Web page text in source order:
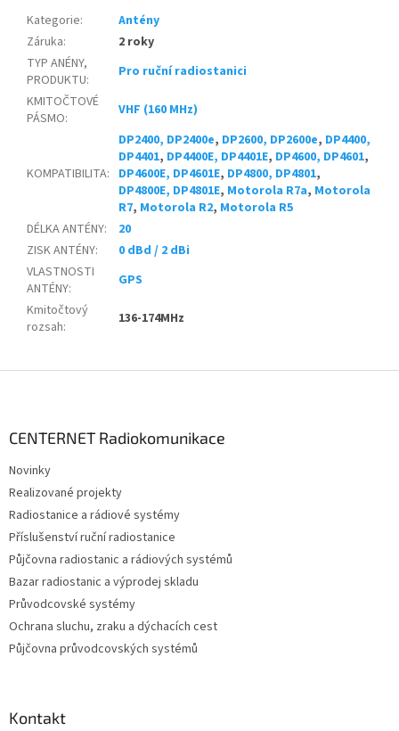
Kategorie:
Antény
Záruka:
2 roky
TYP ANÉNY,
PRODUKTU:
Pro ruční radiostanici
KMITOČTOVÉ
PÁSMO: VHF (160 MHz)
KOMPATIBILITA:
DP2400, DP2400e, DP2600, DP2600e, DP4400,
DP4401, DP4400E, DP4401E, DP4600, DP4601,
DP4600E, DP4601E, DP4800, DP4801,
DP4800E, DP4801E, Motorola R7a, Motorola
R7, Motorola R2, Motorola R5
DÉLKA ANTÉNY:
20
ZISK ANTÉNY:
0 dBd / 2 dBi
VLASTNOSTI
ANTÉNY:
GPS
Kmitočtový
rozsah: 136-174MHz
CENTERNET Radiokomunikace
Novinky
Realizované projekty
Radiostanice a rádiové systémy
Příslušenství ruční radiostanice
Půjčovna radiostanic a rádiových systémů
Bazar radiostanic a výprodej skladu
Průvodcovské systémy
Ochrana sluchu, zraku a dýchacích cest
Půjčovna průvodcovských systémů
Kontakt